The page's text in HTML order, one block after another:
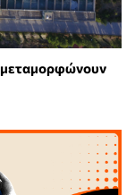
μεταμορφώνουν